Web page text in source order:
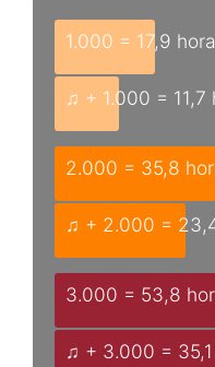
1.000 = 17,9
♫ + 1.000 = 11,7
2.000 = 35,8
♫ + 2.000 =
3.000 = 53,8
♫ + 3.000 =